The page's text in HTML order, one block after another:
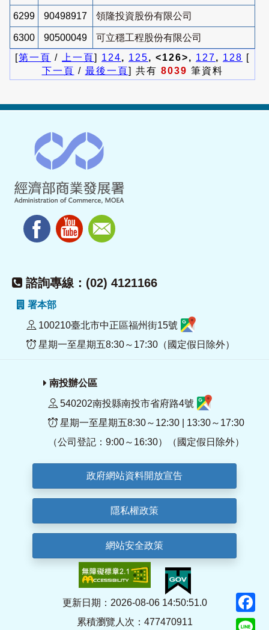
6299 90498917 領隆投資股份有限公司
6300 90500049
可立穩工程股份有限公司
[第一頁 / 上一頁] 124, 125, <126>, 127, 128 [
下一頁 / 最後一頁] 共有 8039 筆資料
諮詢專線：(02) 4121166
署本部
100210臺北市中正區福州街15號
星期一至星期五8:30～17:30（國定假日除外）
南投辦公區
540202南投縣南投市省府路4號
星期一至星期五8:30～12:30 | 13:30～17:30
（公司登記：9:00～16:30）（國定假日除外）
政府網站資料開放宣告
隱私權政策
網站安全政策
更新日期：2026-08-06 14:50:51.0
累積瀏覽人次：477470911